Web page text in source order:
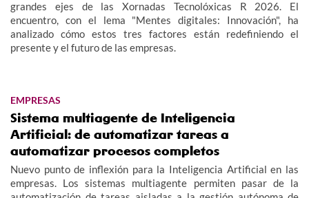
grandes ejes de las Xornadas Tecnolóxicas R 2026. El
encuentro, con el lema "Mentes digitales: Innovación", ha
analizado cómo estos tres factores están redefiniendo el
presente y el futuro de las empresas.
EMPRESAS
Sistema multiagente de Inteligencia
Artificial: de automatizar tareas a
automatizar procesos completos
Nuevo punto de inflexión para la Inteligencia Artificial en las
empresas. Los sistemas multiagente permiten pasar de la